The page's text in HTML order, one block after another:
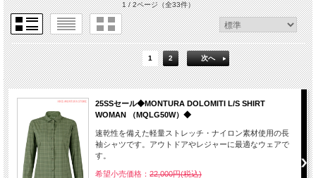
1 / 2ページ（全33件）
1 2 次へ
25SSセール◆MONTURA DOLOMITI L/S SHIRT
WOMAN （MQLG50W）◆
速乾性を備えた軽量ストレッチ・ナイロン素材使用の長
袖シャツです。アウトドアやレジャーに最適なウェアで
す。
希望小売価格： 22,000円(税込)